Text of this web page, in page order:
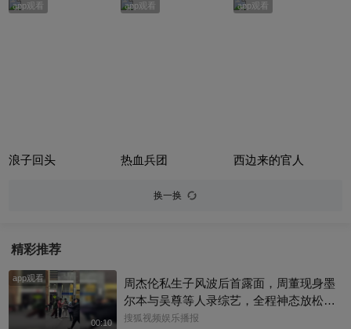
app观看
浪子回头
app观看
热血兵团
app观看
西边来的官人
换一换
精彩推荐
app观看
00:10
周杰伦私生子风波后首露面，周董现身墨
尔本与吴尊等人录综艺，全程神态放松、
有说有笑，还主动向路人打招呼，完全没
搜狐视频娱乐播报